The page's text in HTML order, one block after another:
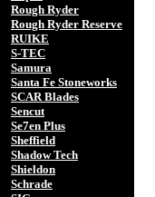
Rough Ryder
Rough Ryder Reserve
RUIKE
S-TEC
Samura
Santa Fe Stoneworks
SCAR Blades
Sencut
Se7en Plus
Sheffield
Shadow Tech
Shieldon
Schrade